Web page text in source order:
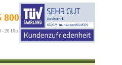
800
- 20 Uhr